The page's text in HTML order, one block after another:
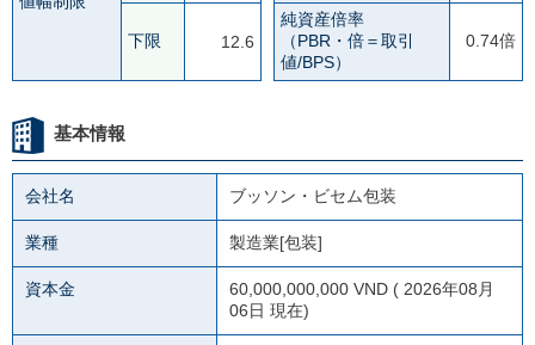
下限 12.6
純資産倍率
（PBR・倍＝取引
値/BPS）
0.74倍
基本情報
会社名 ブッソン・ビセム包装
業種 製造業[包装]
資本金
60,000,000,000 VND ( 2026年08月
06日 現在)